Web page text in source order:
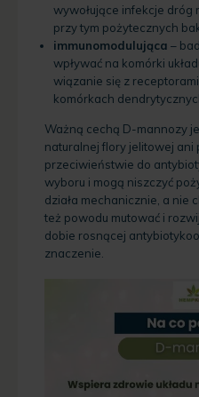
wywołujące infekcje dróg
przy tym pożytecznych
immunomodulująca –
wpływać na komórki
wiązanie się z
komórkach
Ważną cechą D-mannozy
naturalnej flory jelitowej ani
przeciwieństwie do
wyboru i mogą niszczyć
działa mechanicznie, a nie
też powodu mutować i
dobie rosnącej
znaczenie.